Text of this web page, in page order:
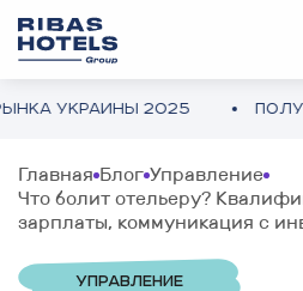
УКРАИНЫ 2025
Главная Блог Управление
Что болит отельеру?
зарплаты, коммуникация с
УПРАВЛЕНИЕ